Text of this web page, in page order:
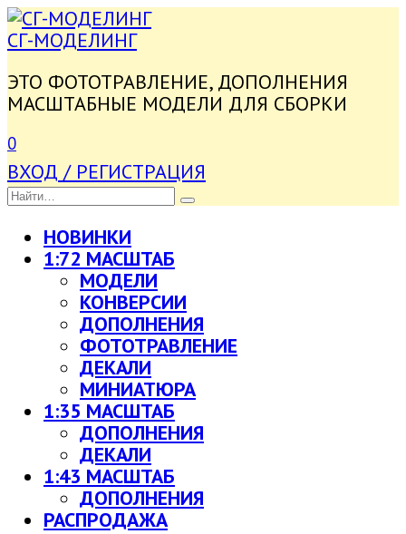
ПЕРЕЙТИ
К
СГ-МОДЕЛИНГ
ЭТО ФОТОТРАВЛЕНИЕ, ДОПОЛНЕНИЯ
МАСШТАБНЫЕ МОДЕЛИ ДЛЯ СБОРКИ
0
ВХОД / РЕГИСТРАЦИЯ
SEARCH
FOR:
НОВИНКИ
1:72 МАСШТАБ
МОДЕЛИ
КОНВЕРСИИ
ДОПОЛНЕНИЯ
ФОТОТРАВЛЕНИЕ
ДЕКАЛИ
МИНИАТЮРА
1:35 МАСШТАБ
ДОПОЛНЕНИЯ
ДЕКАЛИ
1:43 МАСШТАБ
ДОПОЛНЕНИЯ
РАСПРОДАЖА